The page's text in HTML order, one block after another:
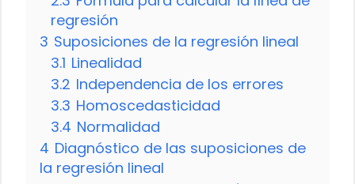
regresión
3 Suposiciones de la regresión lineal
3.1 Linealidad
3.2 Independencia de los errores
3.3 Homoscedasticidad
3.4 Normalidad
4 Diagnóstico de las suposiciones de
la regresión lineal